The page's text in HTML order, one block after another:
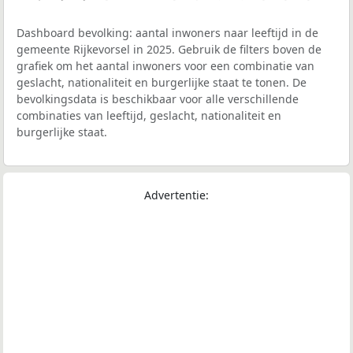
Dashboard bevolking: aantal inwoners naar leeftijd in de
gemeente Rijkevorsel in 2025. Gebruik de filters boven de
grafiek om het aantal inwoners voor een combinatie van
geslacht, nationaliteit en burgerlijke staat te tonen. De
bevolkingsdata is beschikbaar voor alle verschillende
combinaties van leeftijd, geslacht, nationaliteit en
burgerlijke staat.
Advertentie: